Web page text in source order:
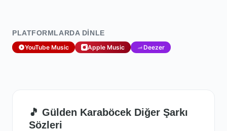
PLATFORMLARDA DINLE
YouTube Music Apple Music Deezer
🎵 Gülden Karaböcek Diğer Şarkı
Sözleri